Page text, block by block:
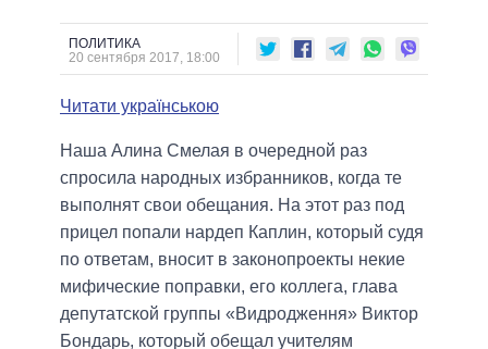
ДАЙДЖЕСТЫ
ВЕРХОВНАЯ РАДА
КАБИНЕТ МИНИСТРОВ
МЭРЫ
ВСЕ ПЕРСОНЫ
ПОДДЕРЖАТЬ
СРАВНЕНИЕ ПОЛИТИКОВ
ПОЛИТИКА
20 сентября 2017, 18:00
Читати українською
Наша Алина Смелая в очередной раз
спросила народных избранников, когда те
выполнят свои обещания. На этот раз под
прицел попали нардеп Каплин, который судя
по ответам, вносит в законопроекты некие
мифические поправки, его коллега, глава
депутатской группы «Видродження» Виктор
Бондарь, который обещал учителям